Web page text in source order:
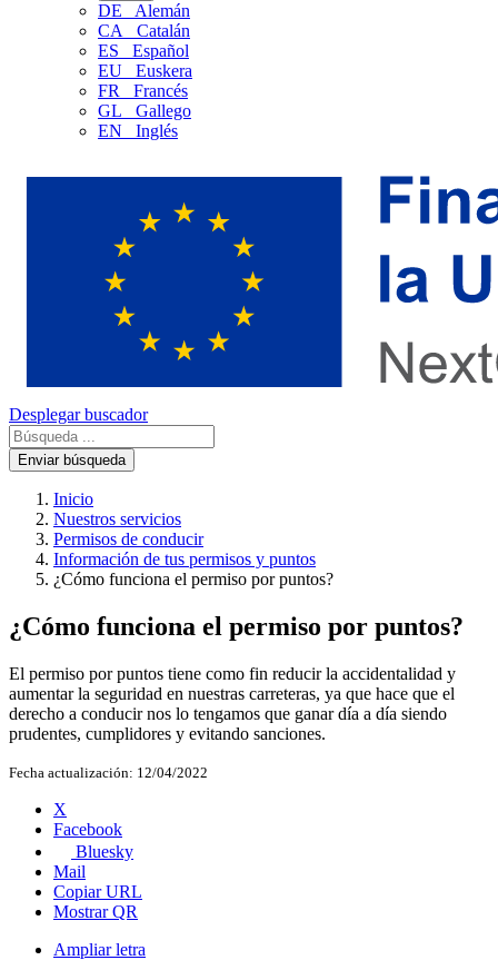
DE
Alemán
CA
Catalán
ES
Español
EU
Euskera
FR
Francés
GL
Gallego
EN
Inglés
Desplegar buscador
Enviar búsqueda
Inicio
Nuestros servicios
Permisos de conducir
Información de tus permisos y puntos
¿Cómo funciona el permiso por puntos?
¿Cómo funciona el permiso por puntos?
El permiso por puntos tiene como fin reducir la accidentalidad y
aumentar la seguridad en nuestras carreteras, ya que hace que el
derecho a conducir nos lo tengamos que ganar día a día siendo
prudentes, cumplidores y evitando sanciones.
Fecha actualización: 12/04/2022
X
Facebook
Bluesky
Mail
Copiar URL
Mostrar QR
Ampliar letra